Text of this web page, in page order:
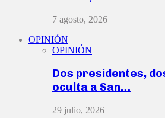
7 agosto, 2026
OPINIÓN
OPINIÓN
Dos presidentes,
oculta a San…
29 julio, 2026